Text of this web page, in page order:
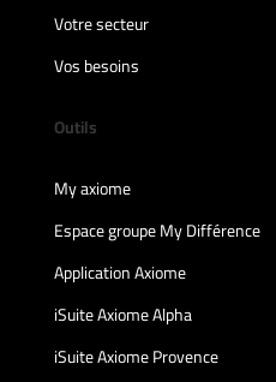
Votre secteur
Vos besoins
Outils
My axiome
Espace groupe My Différence
Application Axiome
iSuite Axiome Alpha
iSuite Axiome Provence